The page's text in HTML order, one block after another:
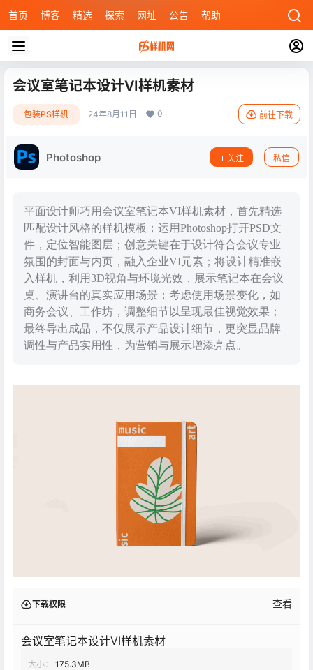
首页 博客 精选 探索 网址 公告 帮助
会议室笔记本设计VI样机素材
包装PS样机 24年8月11日 0 前往下载
Photoshop 关注 私信
平面设计师巧用会议室笔记本VI样机素材，首先精选
匹配设计风格的样机模板；运用Photoshop打开PSD文
件，定位智能图层；创意关键在于设计符合会议专业
氛围的封面与内页，融入企业VI元素；将设计精准嵌
入样机，利用3D视角与环境光效，展示笔记本在会议
桌、演讲台的真实应用场景；考虑使用场景变化，如
商务会议、工作坊，调整细节以呈现最佳视觉效果；
最终导出成品，不仅展示产品设计细节，更突显品牌
调性与产品实用性，为营销与展示增添亮点。
下载权限 查看
会议室笔记本设计VI样机素材
大小：
175.3MB